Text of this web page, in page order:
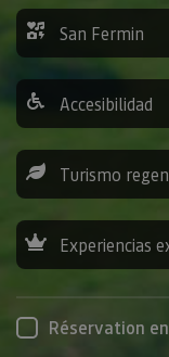
San Fermin
Accesibilidad
Turismo
Experiencias
Réservation